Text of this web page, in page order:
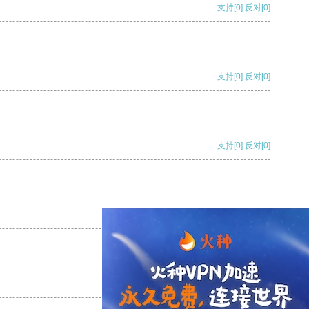
支持[0] 反对[0]
支持[0] 反对[0]
支持[0] 反对[0]
支持 [0] 反对 [0]